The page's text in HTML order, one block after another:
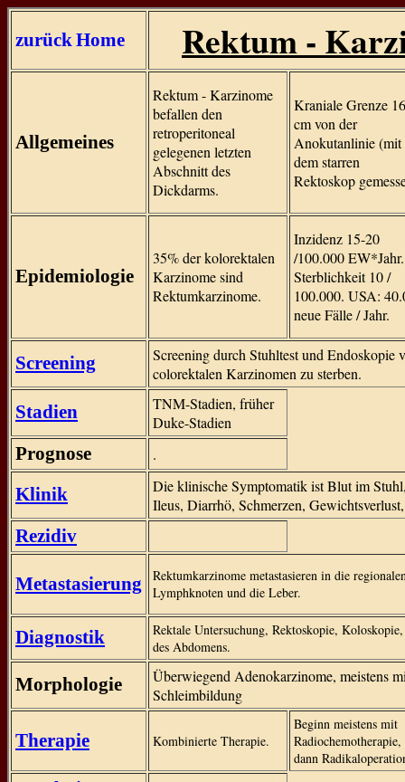
zurückHome Rektum -
Allgemeines
Rektum - Karzinome
befallen den
retroperitoneal
gelegenen letzten
Abschnitt des
Dickdarms.
Kraniale Grenze 16
cm von der
Anokutanlinie (mit
dem starren
Rektoskop
Epidemiologie
35% der kolorektalen
Karzinome sind
Rektumkarzinome.
Inzidenz 15-20
/100.000 EW*Jahr.
Sterblichkeit 10 /
100.000. USA:
neue Fälle / Jahr.
Screening
Screening durch Stuhltest und Endoskopie
colorektalen Karzinomen zu sterben.
Stadien
TNM-Stadien, früher
Duke-Stadien
Prognose .
Klinik
Die klinische Symptomatik ist Blut im
Ileus, Diarrhö, Schmerzen,
Rezidiv
Metastasierung
Rektumkarzinome metastasieren in die
Lymphknoten und die Leber.
Diagnostik
Rektale Untersuchung, Rektoskopie,
des Abdomens.
Morphologie
Überwiegend Adenokarzinome, meistens
Schleimbildung
Therapie Kombinierte Therapie.
Beginn meistens mit
Radiochemotherapie,
dann